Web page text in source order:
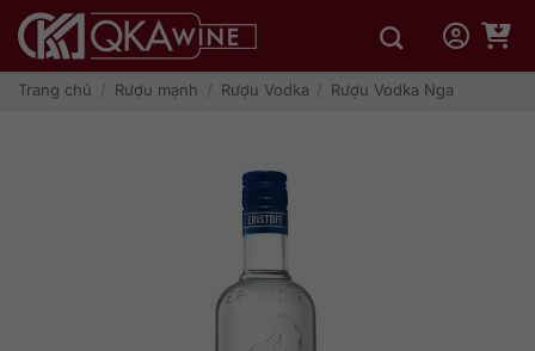
qua
dungTrang chủ / Rượu mạnh / Rượu Vodka / Rượu Vodka Nga